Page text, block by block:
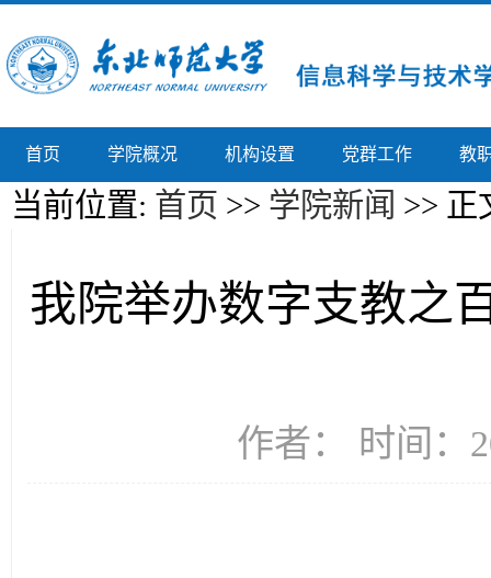
首页 学院概况 机构设置 党群工作 教
当前位置: 首页 >> 学院新闻 >> 正
我院举办数字支教之
作者： 时间：